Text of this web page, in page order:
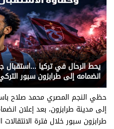
يني يمن - رياضة عالمية
يحط الرحال في تركيا
انضمامه إلى طرابزون سبور
حظي النجم المصري محمد صلاح
إلى مدينة طرابزون، بعد إعلان
طرابزون سبور خلال فترة